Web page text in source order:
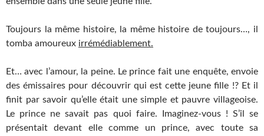
Toujours la même histoire, la même histoire de toujours…, il
tomba amoureux irrémédiablement.
Et… avec l’amour, la peine. Le prince fait une enquête, envoie
des émissaires pour découvrir qui est cette jeune fille !? Et il
finit par savoir qu’elle était une simple et pauvre villageoise.
Le prince ne savait pas quoi faire. Imaginez-vous ! S’il se
présentait devant elle comme un prince, avec toute sa